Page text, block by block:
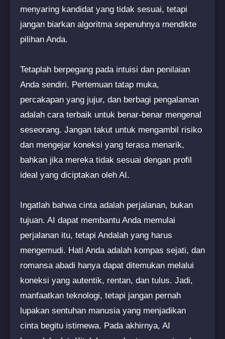
menyaring kandidat yang tidak sesuai, tetapi
jangan biarkan algoritma sepenuhnya mendikte
pilihan Anda.
Tetaplah berpegang pada intuisi dan penilaian
Anda sendiri. Pertemuan tatap muka,
percakapan yang jujur, dan berbagi pengalaman
adalah cara terbaik untuk benar-benar mengenal
seseorang. Jangan takut untuk mengambil risiko
dan mengejar koneksi yang terasa menarik,
bahkan jika mereka tidak sesuai dengan profil
ideal yang diciptakan oleh AI.
Ingatlah bahwa cinta adalah perjalanan, bukan
tujuan. AI dapat membantu Anda memulai
perjalanan itu, tetapi Andalah yang harus
mengemudi. Hati Anda adalah kompas sejati, dan
romansa abadi hanya dapat ditemukan melalui
koneksi yang autentik, rentan, dan tulus. Jadi,
manfaatkan teknologi, tetapi jangan pernah
lupakan sentuhan manusia yang menjadikan
cinta begitu istimewa. Pada akhirnya, AI